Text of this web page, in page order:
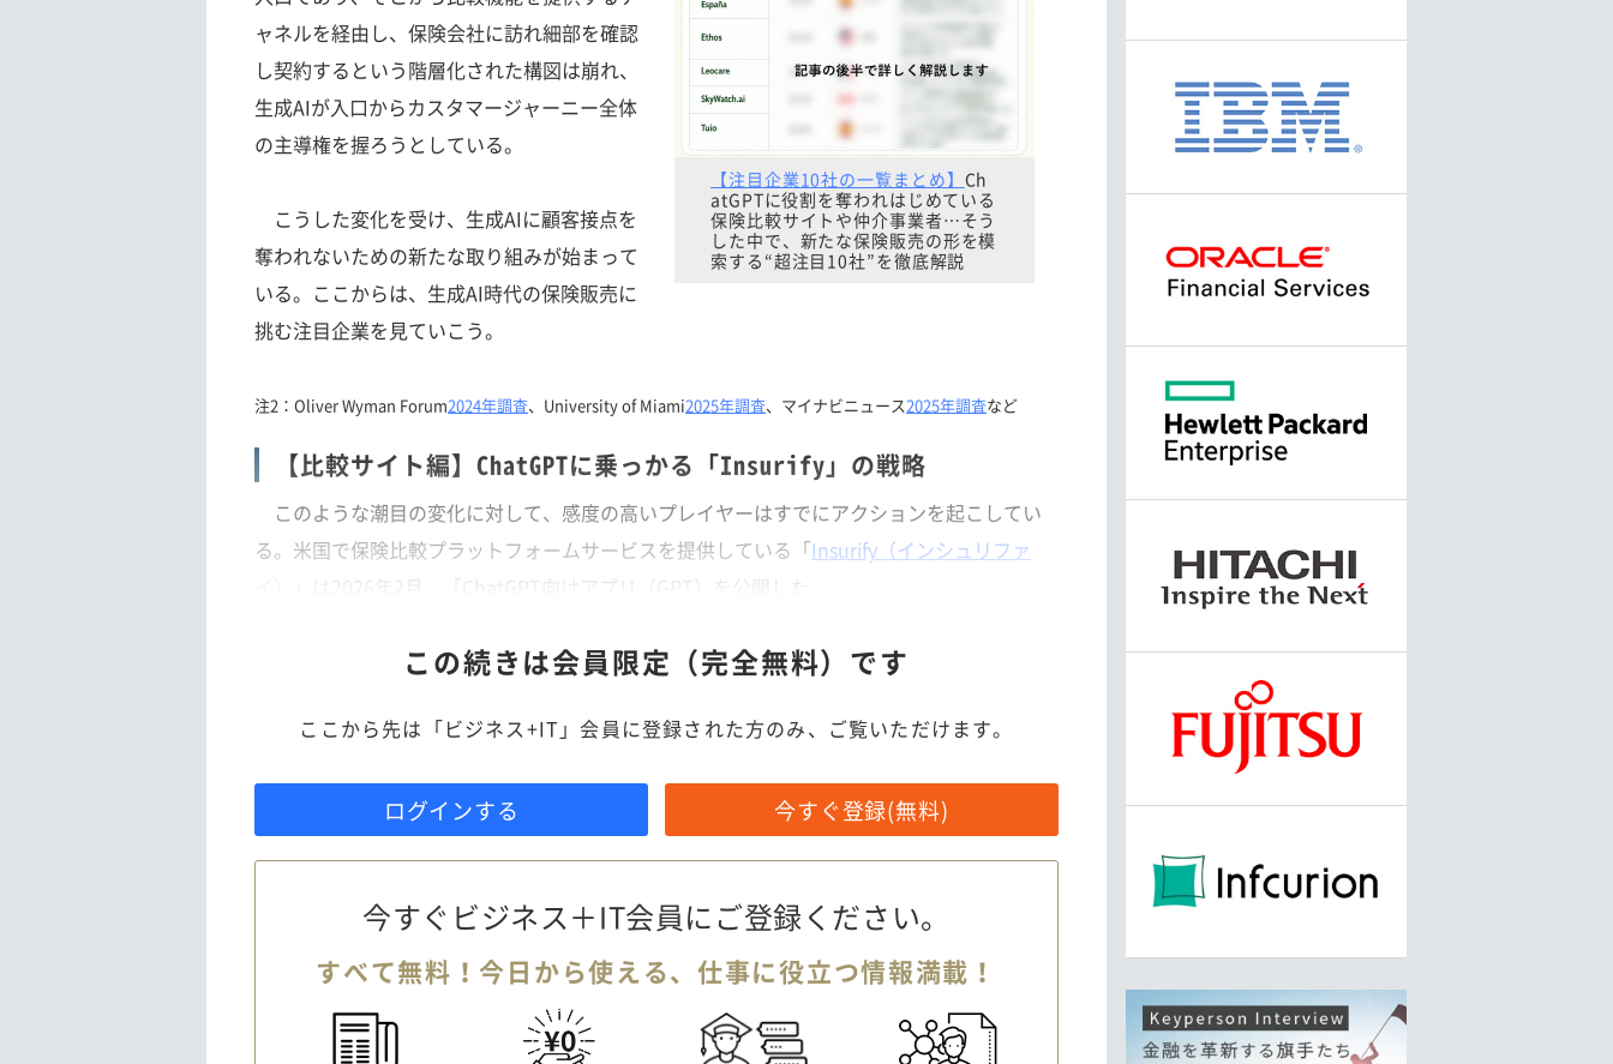
【注目企業10社の一覧まとめ】 Ch
atGPTに役割を奪われはじめている
保険比較サイトや仲介事業者…そう
した中で、新たな保険販売の形を模
索する“超注目10社”を徹底解説
ャネルを経由し、保険会社に訪れ細部を確認
し契約するという階層化された構図は崩れ、
生成AIが入口からカスタマージャーニー全体
の主導権を握ろうとしている。
こうした変化を受け、生成AIに顧客接点を
奪われないための新たな取り組みが始まって
いる。ここからは、生成AI時代の保険販売に
挑む注目企業を見ていこう。
注2：Oliver Wyman Forum2024年調査、University of Miami2025年調査、マイナビニュース2025年調査など
【比較サイト編】ChatGPTに乗っかる「Insurify」の戦略
このような潮目の変化に対して、感度の高いプレイヤーはすでにアクションを起こしてい
る。米国で保険比較プラットフォームサービスを提供している「Insurify（インシュリファ
」は2026年2月、「ChatGPT向けアプリ（GPT）を公開した。
この続きは会員限定（完全無料）です
ここから先は「ビジネス+IT」会員に登録された方のみ、ご覧いただけます。
ログインする 今すぐ登録(無料)
今すぐビジネス＋IT会員にご登録ください。
すべて無料！今日から使える、仕事に役立つ情報満載！